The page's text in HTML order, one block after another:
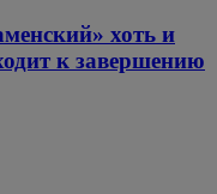
хоть и
к завершению